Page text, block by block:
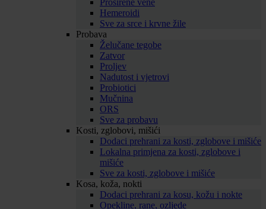
Proširene vene
Hemeroidi
Sve za srce i krvne žile
Probava
Želučane tegobe
Zatvor
Proljev
Nadutost i vjetrovi
Probiotici
Mučnina
ORS
Sve za probavu
Kosti, zglobovi, mišići
Dodaci prehrani za kosti, zglobove i mišiće
Lokalna primjena za kosti, zglobove i
mišiće
Sve za kosti, zglobove i mišiće
Kosa, koža, nokti
Dodaci prehrani za kosu, kožu i nokte
Opekline, rane, ozljede